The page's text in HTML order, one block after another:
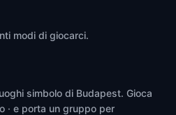
modi di giocarci.
simbolo di Budapest. Gioca
· e porta un gruppo per